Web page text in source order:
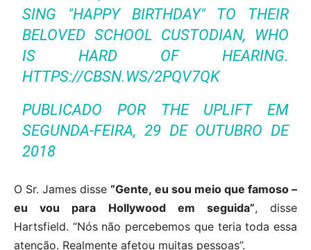
SING "HAPPY BIRTHDAY" TO THEIR
BELOVED SCHOOL CUSTODIAN, WHO
IS HARD OF HEARING.
HTTPS://CBSN.WS/2PQV7QK
PUBLICADO POR THE UPLIFTEM
SEGUNDA-FEIRA, 29 DE OUTUBRO DE
2018
O Sr. James disse“Gente, eu sou meio que famoso –
eu vou para Hollywood em seguida”, disse
Hartsfield. “Nós não percebemos que teria toda essa
atenção. Realmente afetou muitas pessoas”.